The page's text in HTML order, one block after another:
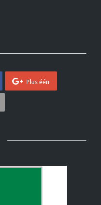
Plus één